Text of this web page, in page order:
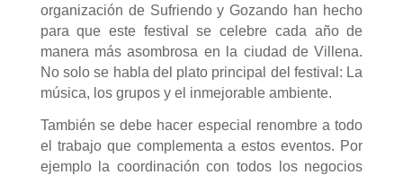
organización de Sufriendo y Gozando han hecho
para que este festival se celebre cada año de
manera más asombrosa en la ciudad de Villena.
No solo se habla del plato principal del festival: La
música, los grupos y el inmejorable ambiente.
También se debe hacer especial renombre a todo
el trabajo que complementa a estos eventos. Por
ejemplo la coordinación con todos los negocios